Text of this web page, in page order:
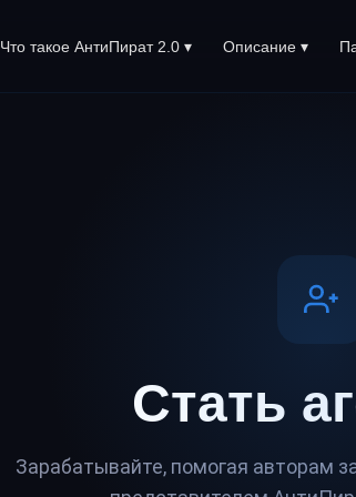
Что такое АнтиПират 2.0 ▾ Описание ▾
Стать
Зарабатывайте, помогая авторам